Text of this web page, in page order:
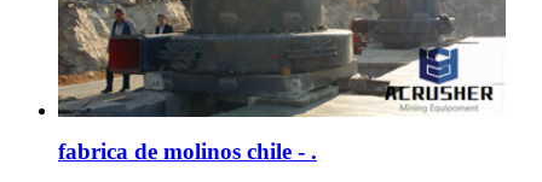
fabrica de molinos chile - .